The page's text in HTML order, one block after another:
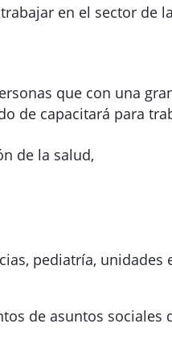
en el sector de
que con una
de capacitará para
de la salud,
pediatría, unidades
de asuntos sociales